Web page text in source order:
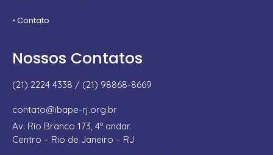
• Contato
Nossos Contatos
(21) 2224 4338 / (21) 98868-8669
contato@ibape-rj.org.br
Av. Rio Branco 173, 4º andar.
Centro – Rio de Janeiro – RJ